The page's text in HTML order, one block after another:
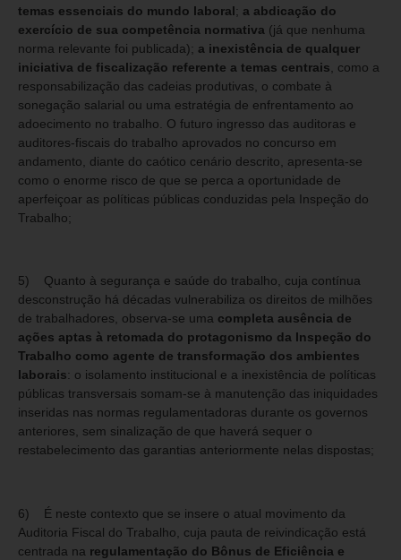
temas essenciais do mundo laboral; a abdicação do
exercício de sua competência normativa (já que nenhuma
norma relevante foi publicada); a inexistência de qualquer
iniciativa de fiscalização referente a temas centrais , como a
responsabilização das cadeias produtivas, o combate à
sonegação salarial ou uma estratégia de enfrentamento ao
adoecimento no trabalho. O futuro ingresso das auditoras e
auditores-fiscais do trabalho aprovados no concurso em
andamento, diante do caótico cenário descrito, apresenta-se
como o enorme risco de que se perca a oportunidade de
aperfeiçoar as políticas públicas conduzidas pela Inspeção do
Trabalho;
5) Quanto à segurança e saúde do trabalho, cuja contínua
desconstrução há décadas vulnerabiliza os direitos de milhões
de trabalhadores, observa-se uma completa ausência de
ações aptas à retomada do protagonismo da Inspeção do
Trabalho como agente de transformação dos ambientes
laborais: o isolamento institucional e a inexistência de políticas
públicas transversais somam-se à manutenção das iniquidades
inseridas nas normas regulamentadoras durante os governos
anteriores, sem sinalização de que haverá sequer o
restabelecimento das garantias anteriormente nelas dispostas;
6) É neste contexto que se insere o atual movimento da
Auditoria Fiscal do Trabalho, cuja pauta de reivindicação está
centrada na regulamentação do Bônus de Eficiência e